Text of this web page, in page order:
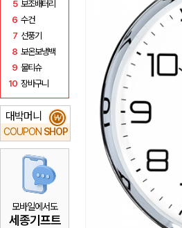
5 보조배터리
6 수건
7 선풍기
8 보온보냉백
9 물티슈
10 장바구니
대박머니
COUPON SHOP
₩
모바일에서도
세종기프트